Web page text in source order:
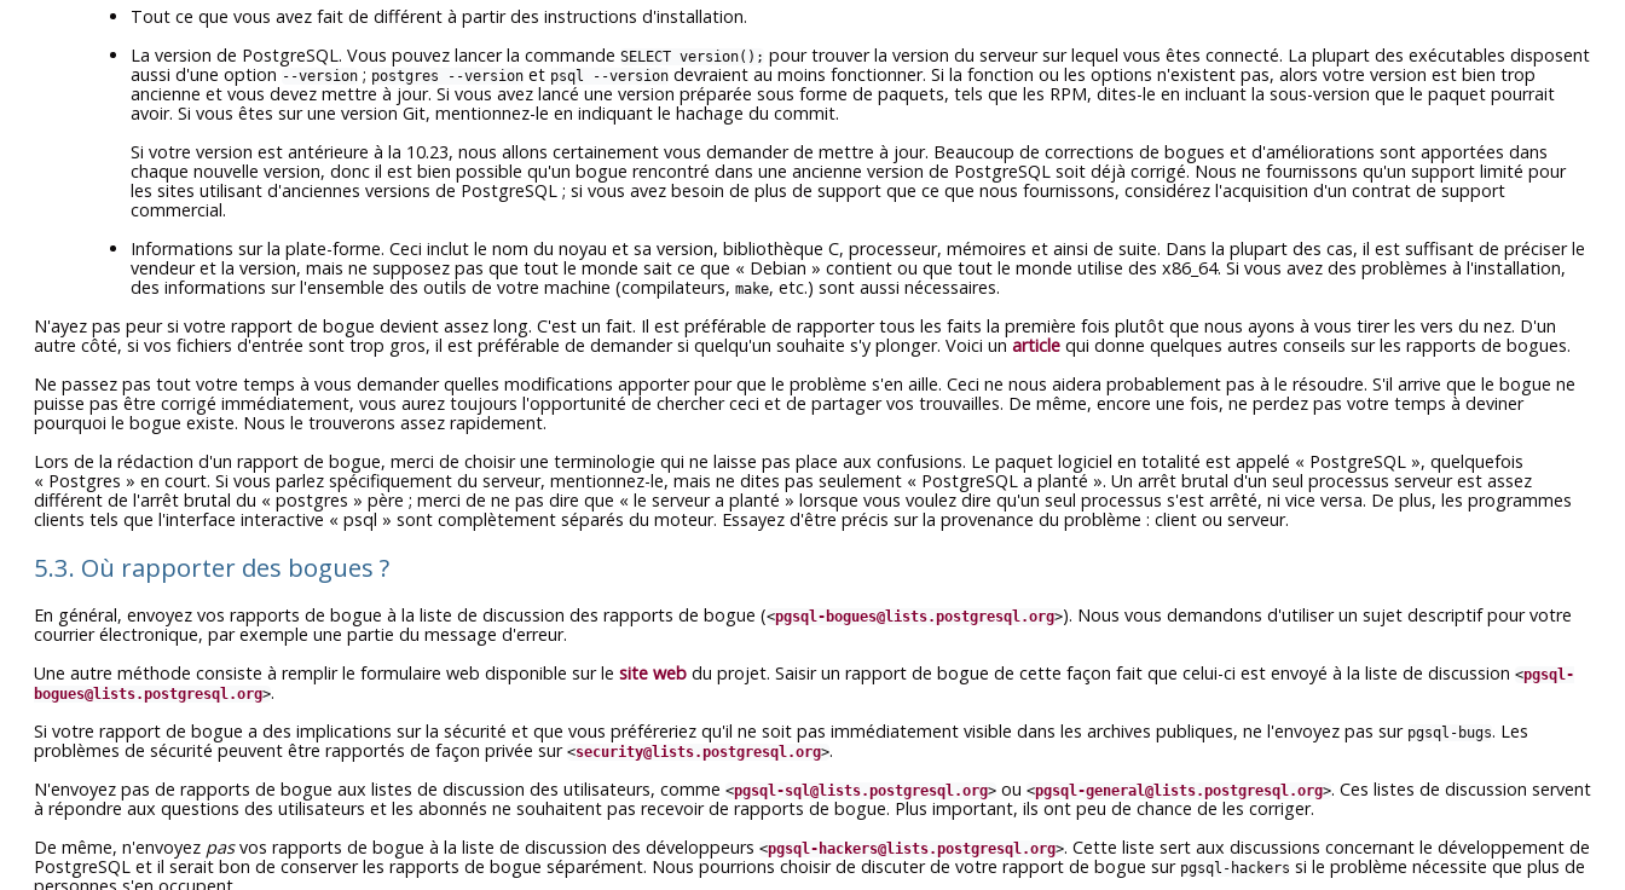
Tout ce que vous avez fait de différent à partir des instructions d'installation.
La version de PostgreSQL. Vous pouvez lancer la commande SELECT version(); pour trouver la version du serveur sur lequel vous êtes connecté. La plupart des exécutables disposent
aussi d'une option--version ; postgres --version et psql --version devraient au moins fonctionner. Si la fonction ou les options n'existent pas, alors votre version est bien trop
ancienne et vous devez mettre à jour. Si vous avez lancé une version préparée sous forme de paquets, tels que les RPM, dites-le en incluant la sous-version que le paquet pourrait
avoir. Si vous êtes sur une version Git, mentionnez-le en indiquant le hachage du commit.
Si votre version est antérieure à la 10.23, nous allons certainement vous demander de mettre à jour. Beaucoup de corrections de bogues et d'améliorations sont apportées dans
chaque nouvelle version, donc il est bien possible qu'un bogue rencontré dans une ancienne version de PostgreSQL soit déjà corrigé. Nous ne fournissons qu'un support limité pour
les sites utilisant d'anciennes versions dePostgreSQL ; si vous avez besoin de plus de support que ce que nous fournissons, considérez l'acquisition d'un contrat de support
commercial.
Informations sur la plate-forme. Ceci inclut le nom du noyau et sa version, bibliothèque C, processeur, mémoires et ainsi de suite. Dans la plupart des cas, il est suffisant de préciser le
vendeur et la version, mais ne supposez pas que tout le monde sait ce que « Debian » contient ou que tout le monde utilise des x86_64. Si vous avez des problèmes à l'installation,
des informations sur l'ensemble des outils de votre machine (compilateurs, make, etc.) sont aussi nécessaires.
N'ayez pas peur si votre rapport de bogue devient assez long. C'est un fait. Il est préférable de rapporter tous les faits la première fois plutôt que nous ayons à vous tirer les vers du nez. D'un
autre côté, si vos fichiers d'entrée sont trop gros, il est préférable de demander si quelqu'un souhaite s'y plonger. Voici un article qui donne quelques autres conseils sur les rapports de bogues.
Ne passez pas tout votre temps à vous demander quelles modifications apporter pour que le problème s'en aille. Ceci ne nous aidera probablement pas à le résoudre. S'il arrive que le bogue ne
puisse pas être corrigé immédiatement, vous aurez toujours l'opportunité de chercher ceci et de partager vos trouvailles. De même, encore une fois, ne perdez pas votre temps à deviner
pourquoi le bogue existe. Nous le trouverons assez rapidement.
Lors de la rédaction d'un rapport de bogue, merci de choisir une terminologie qui ne laisse pas place aux confusions. Le paquet logiciel en totalité est appelé « PostgreSQL », quelquefois
« Postgres » en court. Si vous parlez spécifiquement du serveur, mentionnez-le, mais ne dites pas seulement « PostgreSQL a planté ». Un arrêt brutal d'un seul processus serveur est assez
différent de l'arrêt brutal du « postgres » père ; merci de ne pas dire que « le serveur a planté » lorsque vous voulez dire qu'un seul processus s'est arrêté, ni vice versa. De plus, les programmes
clients tels que l'interface interactive « psql » sont complètement séparés du moteur. Essayez d'être précis sur la provenance du problème : client ou serveur.
5.3. Où rapporter des bogues ?
En général, envoyez vos rapports de bogue à la liste de discussion des rapports de bogue (<pgsql-bogues@lists.postgresql.org>). Nous vous demandons d'utiliser un sujet descriptif pour votre
courrier électronique, par exemple une partie du message d'erreur.
Une autre méthode consiste à remplir le formulaire web disponible sur le site web du projet. Saisir un rapport de bogue de cette façon fait que celui-ci est envoyé à la liste de discussion <pgsql-
bogues@lists.postgresql.org>.
Si votre rapport de bogue a des implications sur la sécurité et que vous préféreriez qu'il ne soit pas immédiatement visible dans les archives publiques, ne l'envoyez pas sur pgsql-bugs. Les
problèmes de sécurité peuvent être rapportés de façon privée sur <security@lists.postgresql.org>.
N'envoyez pas de rapports de bogue aux listes de discussion des utilisateurs, comme <pgsql-sql@lists.postgresql.org> ou <pgsql-general@lists.postgresql.org>. Ces listes de discussion servent
à répondre aux questions des utilisateurs et les abonnés ne souhaitent pas recevoir de rapports de bogue. Plus important, ils ont peu de chance de les corriger.
De même, n'envoyez pasvos rapports de bogue à la liste de discussion des développeurs <pgsql-hackers@lists.postgresql.org>. Cette liste sert aux discussions concernant le développement de
PostgreSQL et il serait bon de conserver les rapports de bogue séparément. Nous pourrions choisir de discuter de votre rapport de bogue sur pgsql-hackers si le problème nécessite que plus de